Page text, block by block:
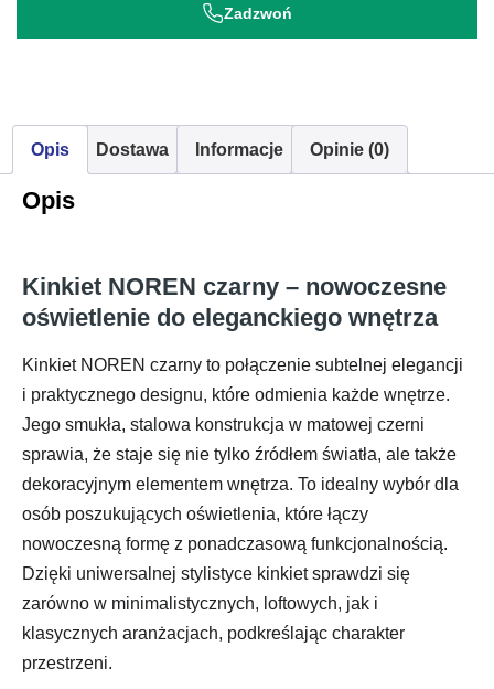
Zadzwoń
Opis Dostawa Informacje Opinie (0)
Opis
Kinkiet NOREN czarny – nowoczesne
oświetlenie do eleganckiego wnętrza
Kinkiet NOREN czarny to połączenie subtelnej elegancji
i praktycznego designu, które odmienia każde wnętrze.
Jego smukła, stalowa konstrukcja w matowej czerni
sprawia, że staje się nie tylko źródłem światła, ale także
dekoracyjnym elementem wnętrza. To idealny wybór dla
osób poszukujących oświetlenia, które łączy
nowoczesną formę z ponadczasową funkcjonalnością.
Dzięki uniwersalnej stylistyce kinkiet sprawdzi się
zarówno w minimalistycznych, loftowych, jak i
klasycznych aranżacjach, podkreślając charakter
przestrzeni.